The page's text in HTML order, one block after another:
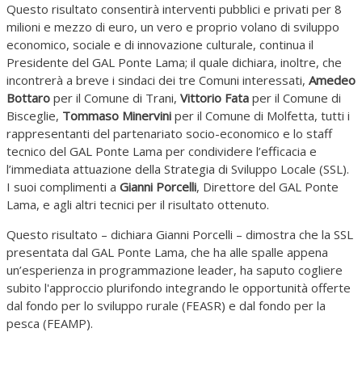
Questo risultato consentirà interventi pubblici e privati per 8
milioni e mezzo di euro, un vero e proprio volano di sviluppo
economico, sociale e di innovazione culturale, continua il
Presidente del GAL Ponte Lama; il quale dichiara, inoltre, che
incontrerà a breve i sindaci dei tre Comuni interessati, Amedeo
Bottaro per il Comune di Trani, Vittorio Fata per il Comune di
Bisceglie, Tommaso Minervini per il Comune di Molfetta, tutti i
rappresentanti del partenariato socio-economico e lo staff
tecnico del GAL Ponte Lama per condividere l’efficacia e
l’immediata attuazione della Strategia di Sviluppo Locale (SSL).
I suoi complimenti a Gianni Porcelli, Direttore del GAL Ponte
Lama, e agli altri tecnici per il risultato ottenuto.
Questo risultato – dichiara Gianni Porcelli – dimostra che la SSL
presentata dal GAL Ponte Lama, che ha alle spalle appena
un’esperienza in programmazione leader, ha saputo cogliere
subito l'approccio plurifondo integrando le opportunità offerte
dal fondo per lo sviluppo rurale (FEASR) e dal fondo per la
pesca (FEAMP).